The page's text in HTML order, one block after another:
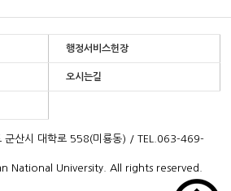
행정서비스헌장
오시는길
군산시 대학로 558(미룡동) / TEL.063-469-
National University. All rights reserved.